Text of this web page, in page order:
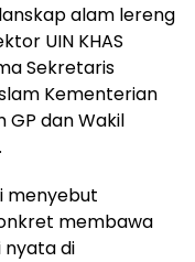
alam lereng
UIN KHAS
Sekretaris
Kementerian
GP dan Wakil
menyebut
membawa
nyata di